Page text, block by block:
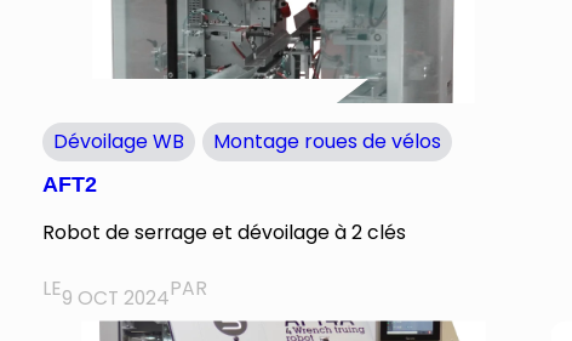
Dévoilage WB Montage roues de vélos
AFT2
Robot de serrage et dévoilage à 2 clés
LE9 OCT 2024PAR